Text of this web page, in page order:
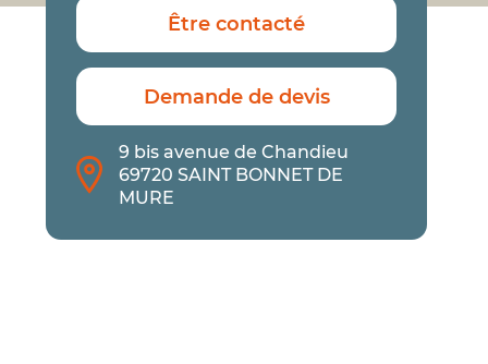
Être contacté
Demande de devis
9 bis avenue de Chandieu
69720 SAINT BONNET DE
MURE